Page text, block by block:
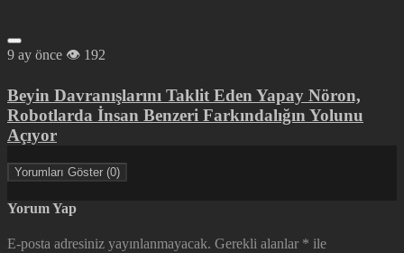
9 ay önce 192
Beyin Davranışlarını Taklit Eden Yapay Nöron,
Robotlarda İnsan Benzeri Farkındalığın Yolunu
Açıyor
Yorumları Göster (0)
Yorum Yap
E-posta adresiniz yayınlanmayacak. Gerekli alanlar * ile